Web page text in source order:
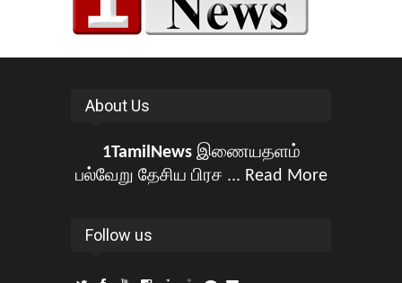
About Us
1TamilNewsஇணையதளம்
பல்வேறு தேசிய பிரச ... Read More
Follow us